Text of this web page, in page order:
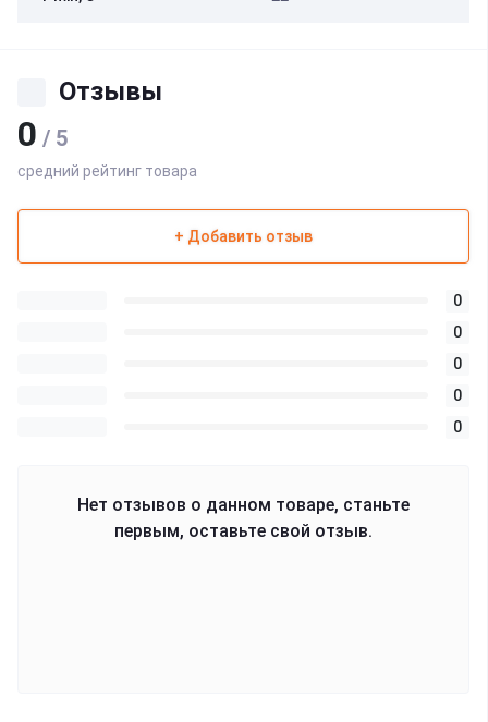
Отзывы
0 / 5
средний рейтинг товара
+ Добавить отзыв
0
0
0
0
0
Нет отзывов о данном товаре, станьте
первым, оставьте свой отзыв.